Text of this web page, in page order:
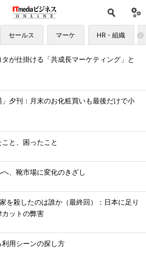
セールス マーケ HR・組織
が仕掛ける「共成長マーケティング」と
夕刊：月末のお化粧買いも最後だけで小
と、困ったこと
、靴市場に変化のきざし
を殺したのは誰か（最終回）：日本に足り
ットの弊害
用シーンの探し方